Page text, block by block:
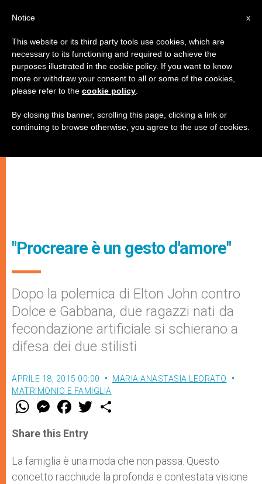
"Procreare è un gesto d'amore"
Dopo la polemica di Elton John contro
Dolce e Gabbana, due ragazzi nati da
fecondazione artificiale si schierano a
difesa dei due stilisti
APRILE 18, 2015 00:00
MARIA ANASTASIA LEORATO
MATRIMONIO E FAMIGLIA
W
t
s
p
p
M
e
s
e
g
e
F
a
e
b
o
k
w
r
Share this Entry
La famiglia è una moda che non passa. Questo
concetto racchiude la profonda e contestata visione
x
Notice
This website or its third party tools use cookies, which are
necessary to its functioning and required to achieve the
purposes illustrated in the cookie policy. If you want to know
more or withdraw your consent to all or some of the cookies,
please refer to the cookie policy
By closing this banner, scrolling this page, clicking a link or
continuing to browse otherwise, you agree to the use of cookies.